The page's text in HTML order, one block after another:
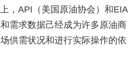
，API（美国原油协会）和EIA
需求数据己经成为许多原油商
供需状况和进行实际操作的依